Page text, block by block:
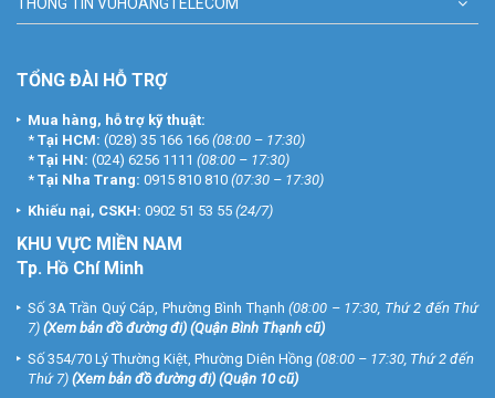
TỔNG ĐÀI HỖ TRỢ
Mua hàng, hỗ trợ kỹ thuật:
* Tại HCM: (028) 35 166 166 (08:00 – 17:30)
* Tại HN: (024) 6256 1111 (08:00 – 17:30)
* Tại Nha Trang: 0915 810 810 (07:30 – 17:30)
Khiếu nại, CSKH: 0902 51 53 55 (24/7)
KHU VỰC MIỀN NAM
Tp. Hồ Chí Minh
Số 3A Trần Quý Cáp, Phường Bình Thạnh (08:00 – 17:30, Thứ 2 đến Thứ
7) (Xem bản đồ đường đi) (Quận Bình Thạnh cũ)
Số 354/70 Lý Thường Kiệt, Phường Diên Hồng (08:00 – 17:30, Thứ 2 đến
Thứ 7) (Xem bản đồ đường đi) (Quận 10 cũ)